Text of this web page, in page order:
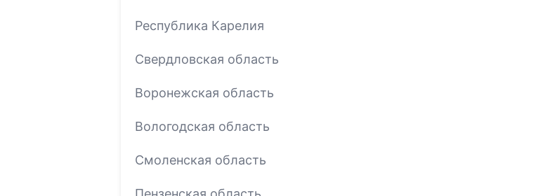
Республика Карелия
Свердловская область
Воронежская область
Вологодская область
Смоленская область